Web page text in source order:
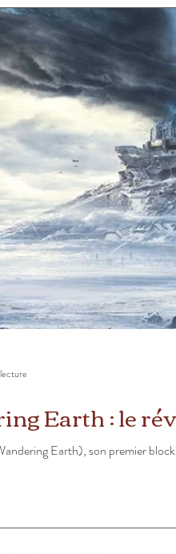
Earth : le
Earth), son premier